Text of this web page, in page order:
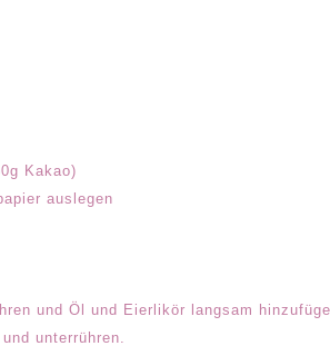
Kakao)
auslegen
und Öl und Eierlikör langsam
unterrühren.